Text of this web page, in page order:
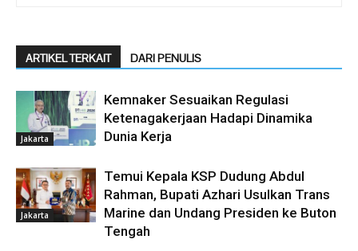
ARTIKEL TERKAIT DARI PENULIS
Jakarta
Kemnaker Sesuaikan Regulasi
Ketenagakerjaan Hadapi Dinamika
Dunia Kerja
Jakarta
Temui Kepala KSP Dudung Abdul
Rahman, Bupati Azhari Usulkan Trans
Marine dan Undang Presiden ke Buton
Tengah